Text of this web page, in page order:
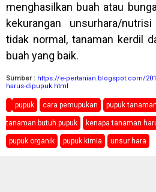
menghasilkan buah atau
kekurangan unsurhara/
tidak normal, tanaman kerdil
buah yang baik.
Sumber : https://e-pertanian.blogspot.com/
harus-dipupuk.html
pupuk cara pemupukan pupuk tanaman
tanaman butuh pupuk kenapa tanaman
pupuk organik pupuk kimia unsur hara